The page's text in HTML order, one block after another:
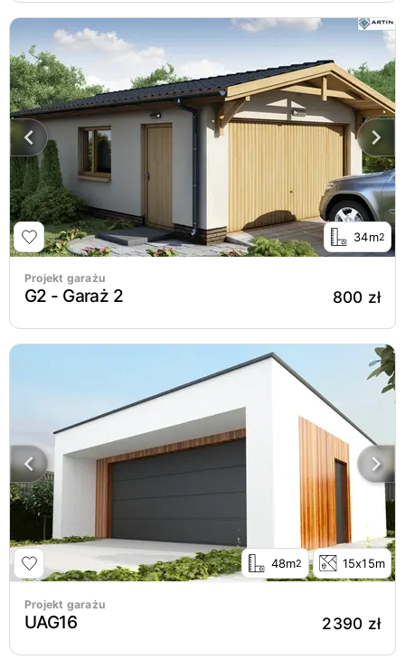
34m2
Projekt garażu
G2 - Garaż 2 800 zł
48m2 15x15m
Projekt garażu
UAG16 2390 zł